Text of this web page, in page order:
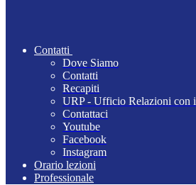
Contatti
Dove Siamo
Contatti
Recapiti
URP - Ufficio Relazioni con
Contattaci
Youtube
Facebook
Instagram
Orario lezioni
Professionale